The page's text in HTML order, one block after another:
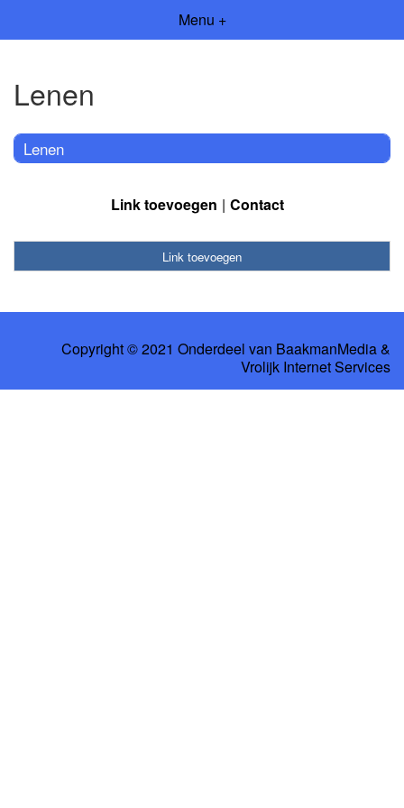
Menu +
Lenen
Lenen
Link toevoegen Contact
Link toevoegen
Copyright © 2021 Onderdeel van BaakmanMedia&
Vrolijk Internet Services